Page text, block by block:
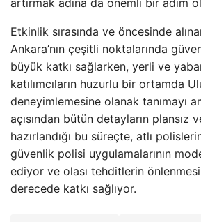
artırmak adına da önemli bir adım
Etkinlik sırasında ve öncesinde
Ankara’nın çeşitli noktalarında
büyük katkı sağlarken, yerli ve
katılımcıların huzurlu bir ortamda
deneyimlemesine olanak tanımayı
açısından bütün detayların plansız
hazırlandığı bu süreçte, atlı
güvenlik polisi uygulamalarının
ediyor ve olası tehditlerin
derecede katkı sağlıyor.